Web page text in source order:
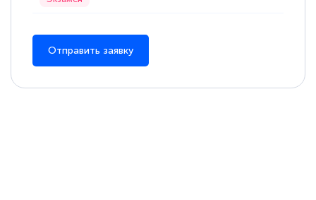
Отправить заявку